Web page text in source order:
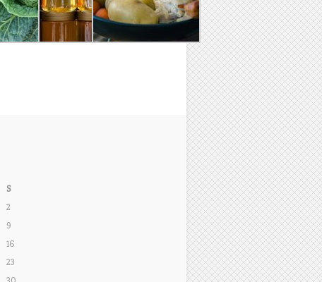
S
2
9
16
23